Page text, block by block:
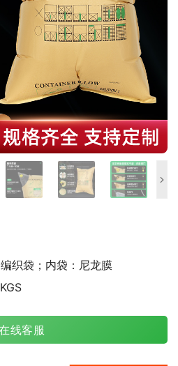
织袋；内袋：尼龙膜
线客服